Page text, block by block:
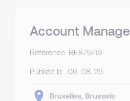
Account
Référence: BE875719
Publiée le : 06-08-26
Bruxelles Brussels